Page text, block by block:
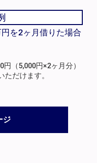
を2ヶ月借りた場合
（5,000円×2ヶ月分）
ただけます。
ジ